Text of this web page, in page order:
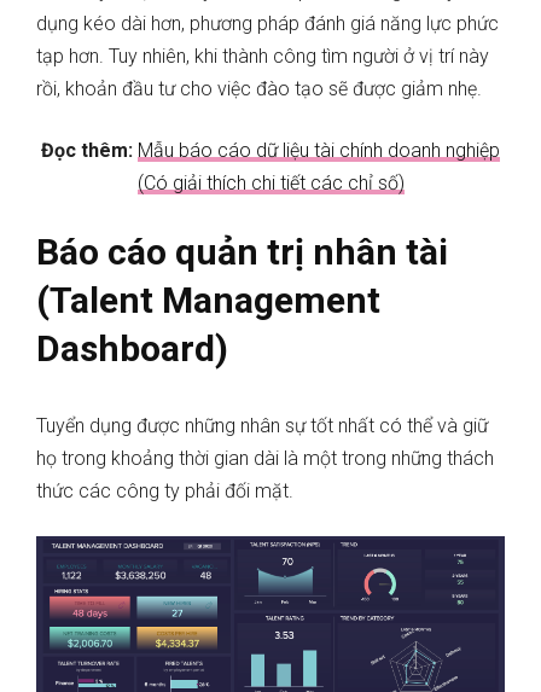
dụng kéo dài hơn, phương pháp đánh giá năng lực phức
tạp hơn. Tuy nhiên, khi thành công tìm người ở vị trí này
rồi, khoản đầu tư cho việc đào tạo sẽ được giảm nhẹ.
Đọc thêm: Mẫu báo cáo dữ liệu tài chính doanh nghiệp
(Có giải thích chi tiết các chỉ số)
Báo cáo quản trị nhân tài
(Talent Management
Dashboard)
Tuyển dụng được những nhân sự tốt nhất có thể và giữ
họ trong khoảng thời gian dài là một trong những thách
thức các công ty phải đối mặt.